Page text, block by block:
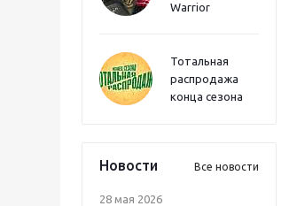
Warrior
Тотальная
распродажа
конца сезона
Новости Все новости
28 мая 2026